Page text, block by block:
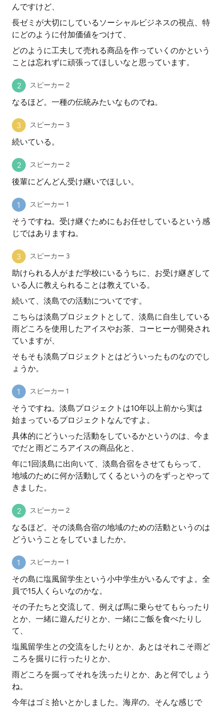
んですけど、
長ゼミが大切にしているソーシャルビジネスの視点、特
にどのように付加価値をつけて、
どのように工夫して売れる商品を作っていくのかという
ことは忘れずに頑張ってほしいなと思っています。
スピーカー 2
なるほど。一種の伝統みたいなものでね。
スピーカー 3
続いている。
スピーカー 2
後輩にどんどん受け継いでほしい。
スピーカー 1
そうですね。受け継ぐためにもお任せしているという感
じではありますね。
スピーカー 3
助けられる人がまだ学校にいるうちに、お受け継ぎして
いる人に教えられることは教えている。
続いて、淡島での活動についてです。
こちらは淡島プロジェクトとして、淡島に自生している
雨どころを使用したアイスやお茶、コーヒーが開発され
ていますが、
そもそも淡島プロジェクトとはどういったものなのでし
ょうか。
スピーカー 1
そうですね。淡島プロジェクトは10年以上前から実は
始まっているプロジェクトなんですよ。
具体的にどういった活動をしているかというのは、今ま
でだと雨どころアイスの商品化と、
年に1回淡島に出向いて、淡島合宿をさせてもらって、
地域のために何か活動してくるというのをずっとやって
きました。
スピーカー 2
なるほど。その淡島合宿の地域のための活動というのは
どういうことをしていましたか。
スピーカー 1
その島に塩風留学生という小中学生がいるんですよ。全
員で15人くらいなのかな。
その子たちと交流して、例えば馬に乗らせてもらったり
とか、一緒に遊んだりとか、一緒にご飯を食べたりし
て、
塩風留学生との交流をしたりとか、あとはそれこそ雨ど
ころを掘りに行ったりとか、
雨どころを掘ってそれを洗ったりとか、あと何でしょう
ね。
今年はゴミ拾いとかしました。海岸の。そんな感じで